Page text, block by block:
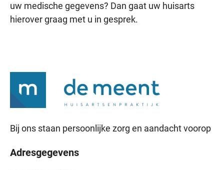
uw medische gegevens? Dan gaat uw huisarts
hierover graag met u in gesprek.
Bij ons staan persoonlijke zorg en aandacht voorop
Adresgegevens